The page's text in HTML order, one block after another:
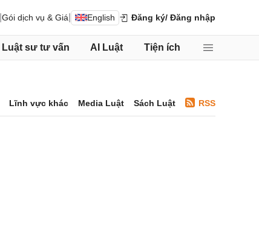
Gói dịch vụ & Giá English Đăng ký/ Đăng nhập
Luật sư tư vấn AI Luật Tiện ích
Lĩnh vực khác Media Luật Sách Luật RSS